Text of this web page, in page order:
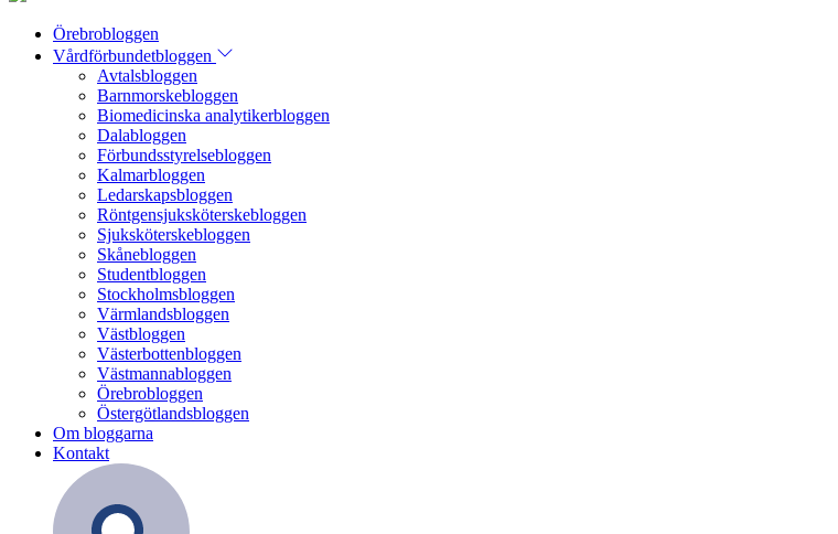
Örebrobloggen
Vårdförbundetbloggen
Avtalsbloggen
Barnmorskebloggen
Biomedicinska analytikerbloggen
Dalabloggen
Förbundsstyrelsebloggen
Kalmarbloggen
Ledarskapsbloggen
Röntgensjuksköterskebloggen
Sjuksköterskebloggen
Skånebloggen
Studentbloggen
Stockholmsbloggen
Värmlandsbloggen
Västbloggen
Västerbottenbloggen
Västmannabloggen
Örebrobloggen
Östergötlandsbloggen
Om bloggarna
Kontakt